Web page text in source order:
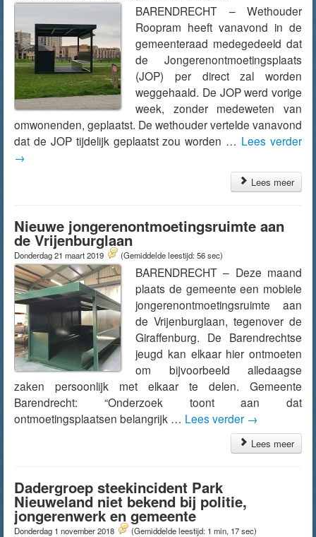
BARENDRECHT – Wethouder
Roopram heeft vanavond in de
gemeenteraad medegedeeld dat
de Jongerenontmoetingsplaats
(JOP) per direct zal worden
weggehaald. De JOP werd vorige
week, zonder medeweten van
omwonenden, geplaatst. De wethouder vertelde vanavond
dat de JOP tijdelijk geplaatst zou worden … Lees verder
→
Lees meer
Nieuwe jongerenontmoetingsruimte aan
de Vrijenburglaan
Donderdag 21 maart 2019 (Gemiddelde leestijd: 56 sec)
BARENDRECHT – Deze maand
plaats de gemeente een mobiele
jongerenontmoetingsruimte aan
de Vrijenburglaan, tegenover de
Giraffenburg. De Barendrechtse
jeugd kan elkaar hier ontmoeten
om bijvoorbeeld alledaagse
zaken persoonlijk met elkaar te delen. Gemeente
Barendrecht: “Onderzoek toont aan dat
ontmoetingsplaatsen belangrijk … Lees verder →
Lees meer
Dadergroep steekincident Park
Nieuweland niet bekend bij politie,
jongerenwerk en gemeente
Donderdag 1 november 2018 (Gemiddelde leestijd: 1 min, 17 sec)